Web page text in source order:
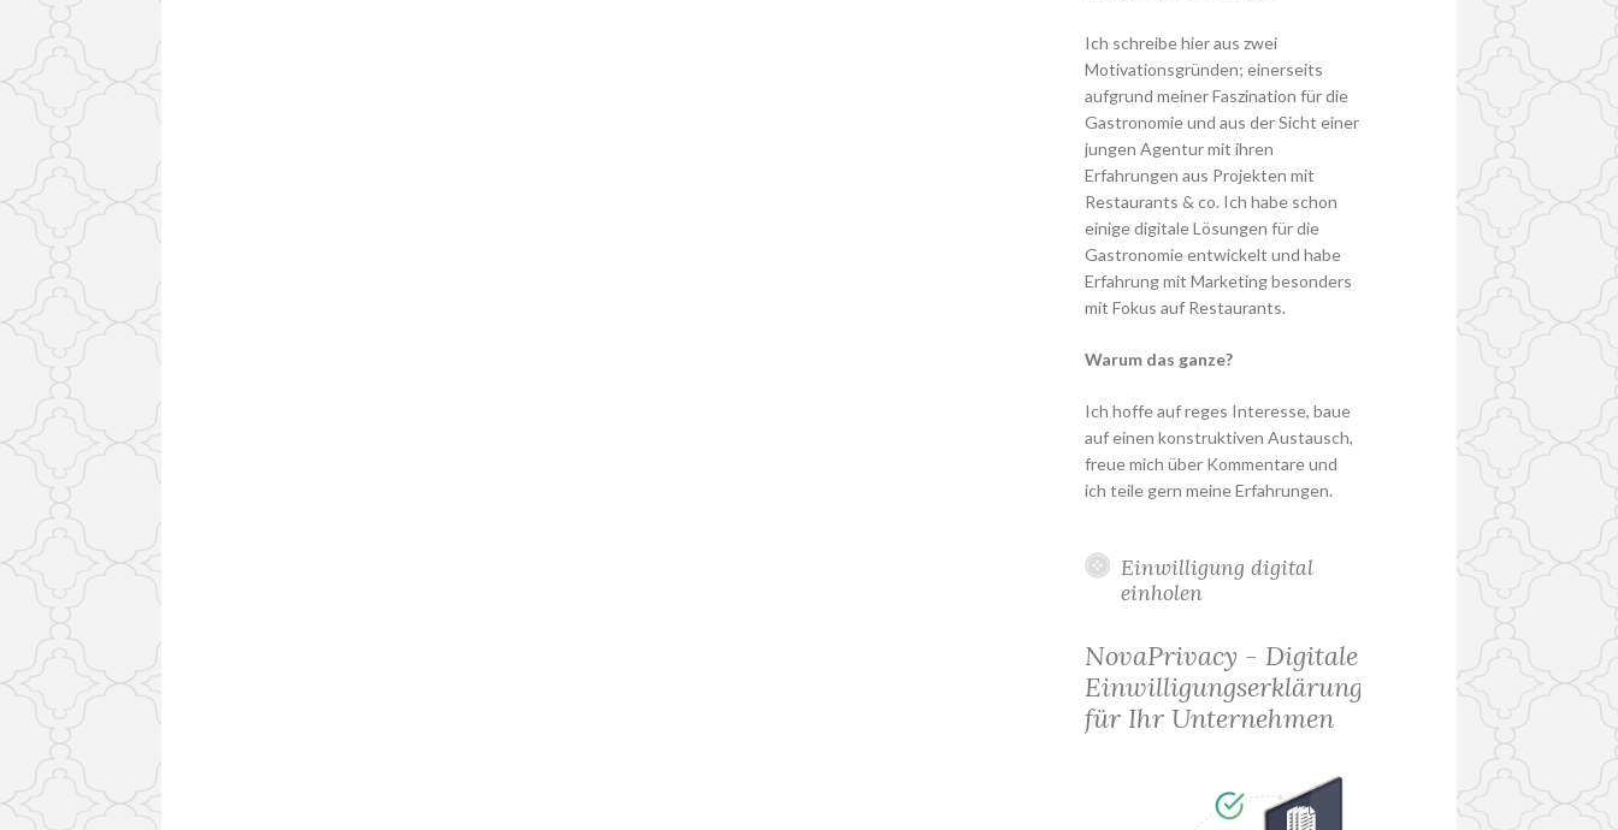
Ich schreibe hier aus zwei
Motivationsgründen; einerseits
aufgrund meiner Faszination für die
Gastronomie und aus der Sicht einer
jungen Agentur mit ihren
Erfahrungen aus Projekten mit
Restaurants & co. Ich habe schon
einige digitale Lösungen für die
Gastronomie entwickelt und habe
Erfahrung mit Marketing besonders
mit Fokus auf Restaurants.
Warum das ganze?
Ich hoffe auf reges Interesse, baue
auf einen konstruktiven Austausch,
freue mich über Kommentare und
ich teile gern meine Erfahrungen.
Einwilligung digital
einholen
NovaPrivacy - Digitale
Einwilligungserklärung
für Ihr Unternehmen